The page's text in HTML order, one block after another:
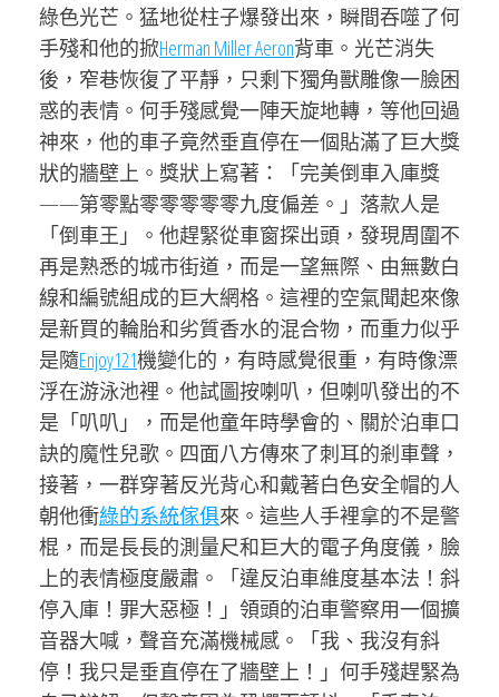
綠色光芒。猛地從柱子爆發出來，瞬間吞噬了何
手殘和他的掀Herman Miller Aeron背車。光芒消失
後，窄巷恢復了平靜，只剩下獨角獸雕像一臉困
惑的表情。何手殘感覺一陣天旋地轉，等他回過
神來，他的車子竟然垂直停在一個貼滿了巨大獎
狀的牆壁上。獎狀上寫著：「完美倒車入庫獎
——第零點零零零零零九度偏差。」落款人是
「倒車王」。他趕緊從車窗探出頭，發現周圍不
再是熟悉的城市街道，而是一望無際、由無數白
線和編號組成的巨大網格。這裡的空氣聞起來像
是新買的輪胎和劣質香水的混合物，而重力似乎
是隨Enjoy121機變化的，有時感覺很重，有時像漂
浮在游泳池裡。他試圖按喇叭，但喇叭發出的不
是「叭叭」，而是他童年時學會的、關於泊車口
訣的魔性兒歌。四面八方傳來了刺耳的剎車聲，
接著，一群穿著反光背心和戴著白色安全帽的人
朝他衝綠的系統傢俱來。這些人手裡拿的不是警
棍，而是長長的測量尺和巨大的電子角度儀，臉
上的表情極度嚴肅。「違反泊車維度基本法！斜
停入庫！罪大惡極！」領頭的泊車警察用一個擴
音器大喊，聲音充滿機械感。「我、我沒有斜
停！我只是垂直停在了牆壁上！」何手殘趕緊為